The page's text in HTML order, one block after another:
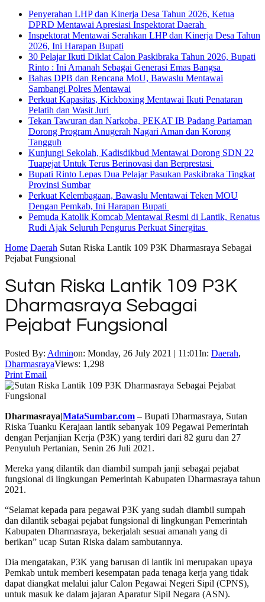
Penyerahan LHP dan Kinerja Desa Tahun 2026, Ketua
DPRD Mentawai Apresiasi Inspektorat Daerah
Inspektorat Mentawai Serahkan LHP dan Kinerja Desa Tahun
2026, Ini Harapan Bupati
30 Pelajar Ikuti Diklat Calon Paskibraka Tahun 2026, Bupati
Rinto : Ini Amanah Sebagai Generasi Emas Bangsa
Bahas DPB dan Rencana MoU, Bawaslu Mentawai
Sambangi Polres Mentawai
Perkuat Kapasitas, Kickboxing Mentawai Ikuti Penataran
Pelatih dan Wasit Juri
Tekan Tawuran dan Narkoba, PEKAT IB Padang Pariaman
Dorong Program Anugerah Nagari Aman dan Korong
Tangguh
Kunjungi Sekolah, Kadisdikbud Mentawai Dorong SDN 22
Tuapejat Untuk Terus Berinovasi dan Berprestasi
Bupati Rinto Lepas Dua Pelajar Pasukan Paskibraka Tingkat
Provinsi Sumbar
Perkuat Kelembagaan, Bawaslu Mentawai Teken MOU
Dengan Pemkab, Ini Harapan Bupati
Pemuda Katolik Komcab Mentawai Resmi di Lantik, Renatus
Rudi Ajak Seluruh Pengurus Perkuat Sinergitas
Home Daerah Sutan Riska Lantik 109 P3K Dharmasraya Sebagai
Pejabat Fungsional
Sutan Riska Lantik 109 P3K
Dharmasraya Sebagai
Pejabat Fungsional
Posted By: Adminon: Monday, 26 July 2021 | 11:01In: Daerah,
DharmasrayaViews: 1,298
Print Email
Dharmasraya|MataSumbar.com – Bupati Dharmasraya, Sutan
Riska Tuanku Kerajaan lantik sebanyak 109 Pegawai Pemerintah
dengan Perjanjian Kerja (P3K) yang terdiri dari 82 guru dan 27
Penyuluh Pertanian, Senin 26 Juli 2021.
Mereka yang dilantik dan diambil sumpah janji sebagai pejabat
fungsional di lingkungan Pemerintah Kabupaten Dharmasraya tahun
2021.
“Selamat kepada para pegawai P3K yang sudah diambil sumpah
dan dilantik sebagai pejabat fungsional di lingkungan Pemerintah
Kabupaten Dharmasraya, bekerjalah sesuai amanah yang di
berikan” ucap Sutan Riska dalam sambutannya.
Dia mengatakan, P3K yang barusan di lantik ini merupakan upaya
Pemkab untuk memberi kesempatan pada tenaga kerja yang tidak
dapat diangkat melalui jalur Calon Pegawai Negeri Sipil (CPNS),
untuk masuk ke dalam jajaran Aparatur Sipil Negara (ASN).